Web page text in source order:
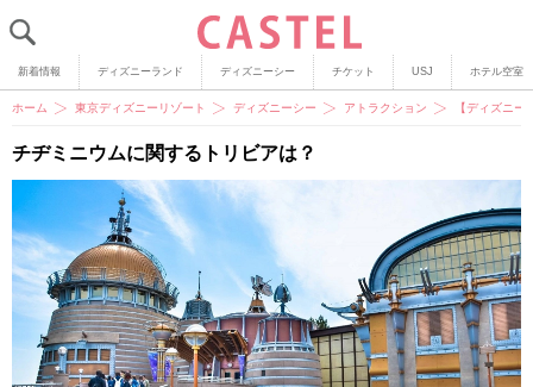
新着情報 ディズニーランド ディズニーシー チケット USJ ホテル空室
ホーム 東京ディズニーリゾート ディズニーシー アトラクション 【ディズニ
チヂミニウムに関するトリビアは？